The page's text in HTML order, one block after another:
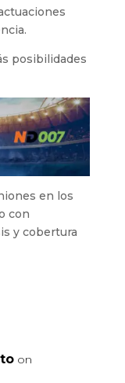
posibilidades
en los
con
y cobertura
on